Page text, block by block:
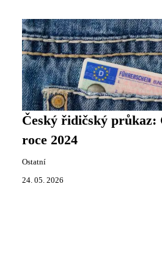
Český řidičský průkaz:
roce 2024
Ostatní
24. 05. 2026